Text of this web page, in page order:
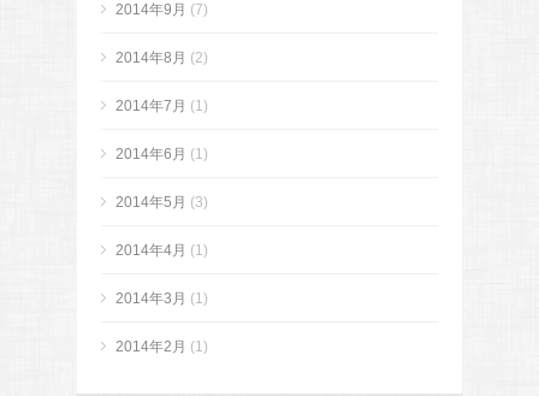
2014年9月 (7)
2014年8月 (2)
2014年7月 (1)
2014年6月 (1)
2014年5月 (3)
2014年4月 (1)
2014年3月 (1)
2014年2月 (1)